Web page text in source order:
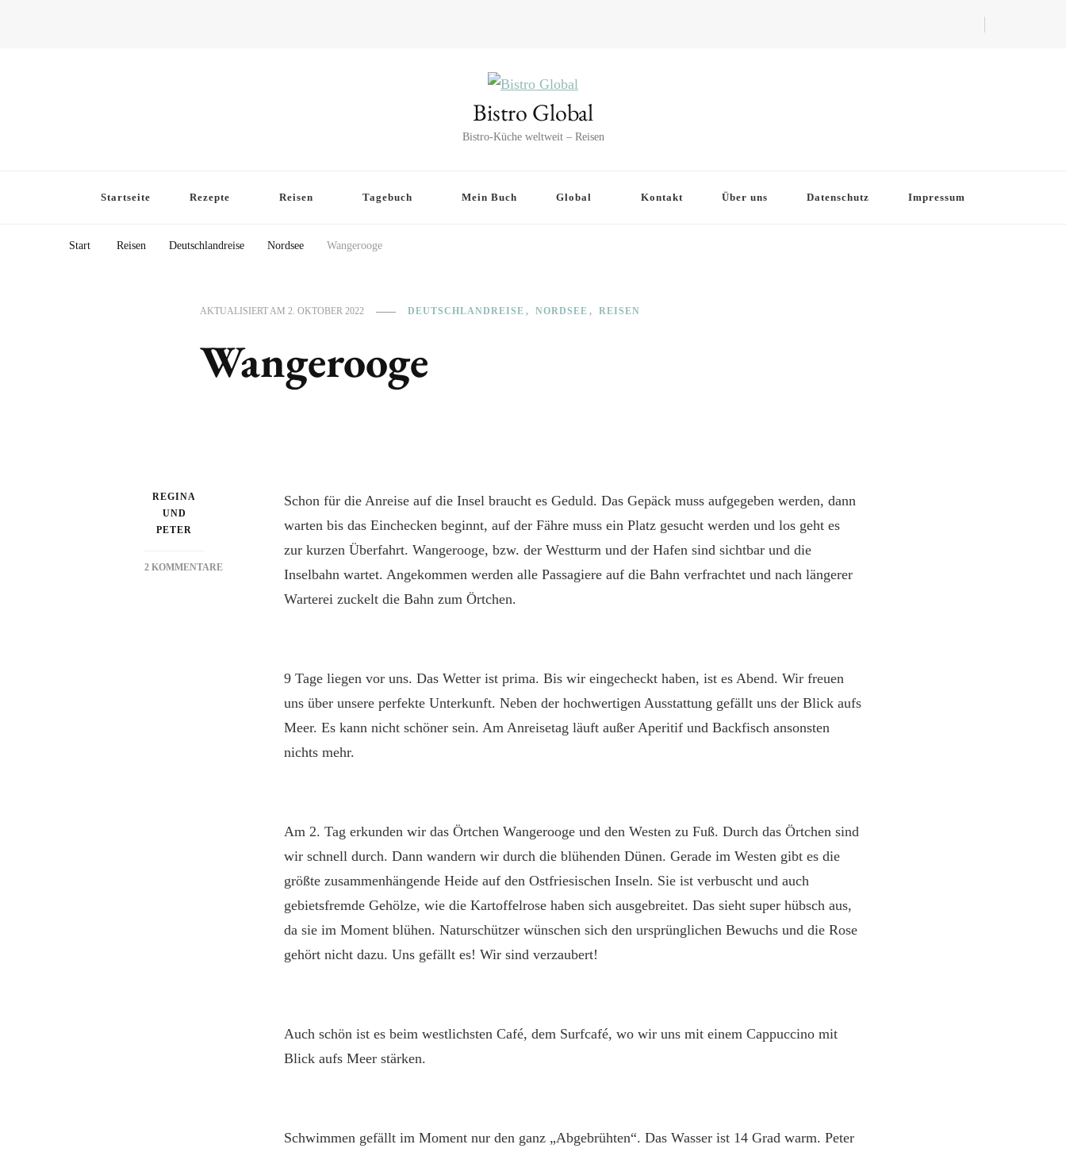
Bistro Global
Bistro-Küche weltweit – Reisen
Startseite Rezepte Reisen Tagebuch Mein Buch Global Kontakt Über uns Datenschutz Impressum
Start Reisen Deutschlandreise Nordsee Wangerooge
AKTUALISIERT AM 2. OKTOBER 2022 DEUTSCHLANDREISE NORDSEE REISEN
Wangerooge
REGINA
UND
PETER
2 KOMMENTARE
Schon für die Anreise auf die Insel braucht es Geduld. Das Gepäck muss aufgegeben werden, dann
warten bis das Einchecken beginnt, auf der Fähre muss ein Platz gesucht werden und los geht es
zur kurzen Überfahrt. Wangerooge, bzw. der Westturm und der Hafen sind sichtbar und die
Inselbahn wartet. Angekommen werden alle Passagiere auf die Bahn verfrachtet und nach längerer
Warterei zuckelt die Bahn zum Örtchen.
9 Tage liegen vor uns. Das Wetter ist prima. Bis wir eingecheckt haben, ist es Abend. Wir freuen
uns über unsere perfekte Unterkunft. Neben der hochwertigen Ausstattung gefällt uns der Blick aufs
Meer. Es kann nicht schöner sein. Am Anreisetag läuft außer Aperitif und Backfisch ansonsten
nichts mehr.
Am 2. Tag erkunden wir das Örtchen Wangerooge und den Westen zu Fuß. Durch das Örtchen sind
wir schnell durch. Dann wandern wir durch die blühenden Dünen. Gerade im Westen gibt es die
größte zusammenhängende Heide auf den Ostfriesischen Inseln. Sie ist verbuscht und auch
gebietsfremde Gehölze, wie die Kartoffelrose haben sich ausgebreitet. Das sieht super hübsch aus,
da sie im Moment blühen. Naturschützer wünschen sich den ursprünglichen Bewuchs und die Rose
gehört nicht dazu. Uns gefällt es! Wir sind verzaubert!
Auch schön ist es beim westlichsten Café, dem Surfcafé, wo wir uns mit einem Cappuccino mit
Blick aufs Meer stärken.
Schwimmen gefällt im Moment nur den ganz „Abgebrühten“. Das Wasser ist 14 Grad warm. Peter